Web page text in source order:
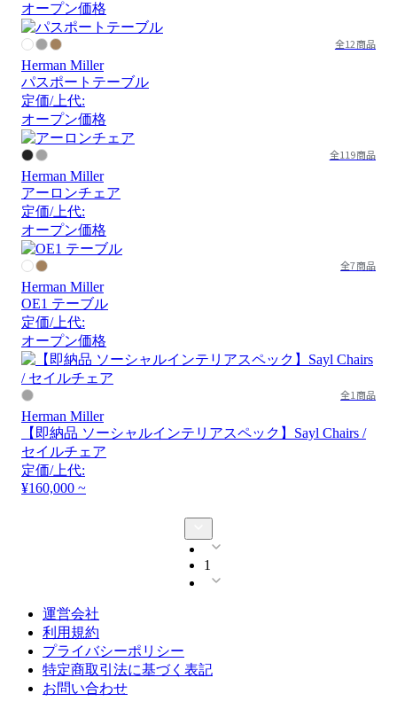
オープン価格
全12商品
Herman Miller
パスポートテーブル
定価/上代:
オープン価格
全119商品
Herman Miller
アーロンチェア
定価/上代:
オープン価格
全7商品
Herman Miller
OE1 テーブル
定価/上代:
オープン価格
全1商品
Herman Miller
【即納品 ソーシャルインテリアスペック】Sayl Chairs /
セイルチェア
定価/上代:
¥160,000 ~
1
運営会社
利用規約
プライバシーポリシー
特定商取引法に基づく表記
お問い合わせ